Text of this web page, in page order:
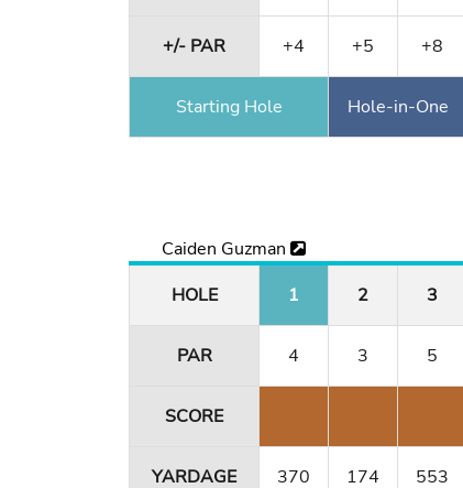
+/- PAR +4 +5 +8
Starting Hole Hole-in-One
Caiden Guzman
HOLE
1 2 3
PAR 4 3 5
SCORE
YARDAGE 370 174 553